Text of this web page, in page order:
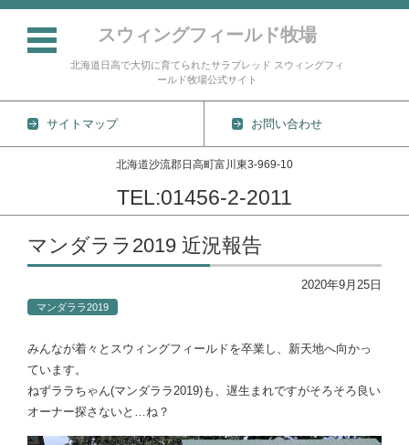
スウィングフィールド牧場
北海道日高で大切に育てられたサラブレッド スウィングフィ
ールド牧場公式サイト
サイトマップ お問い合わせ
北海道沙流郡日高町富川東3-969-10
TEL:01456-2-2011
コンテンツに移動
マンダララ2019 近況報告
2020年9月25日
マンダララ2019
みんなが着々とスウィングフィールドを卒業し、新天地へ向かっ
ています。
ねずララちゃん(マンダララ2019)も、遅生まれですがそろそろ良い
オーナー探さないと…ね？